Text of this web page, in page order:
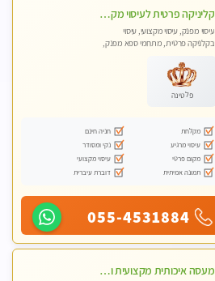
קליניקה פרטית לעיסוי מקצועי ואלטרנטיבי ברמה גבוהה VIP תתקשר ..... highly recommended..new in the city
עיסוי מפנק, עיסוי מקצועי, עיסוי
בקלניקה פרטית, מתחמי ספא מפנק,
פלטינה
מקלחת
חניה חינם
עיסוי מרגיע
נקי ומסודר
מקום פרטי
עיסוי מקצועי
תמונה אמיתית
דוברת עיברית
055-4531884
מעסה איכותית מקצועית ומפנקת מאוד בנתניה